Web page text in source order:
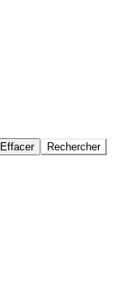
Effacer Rechercher